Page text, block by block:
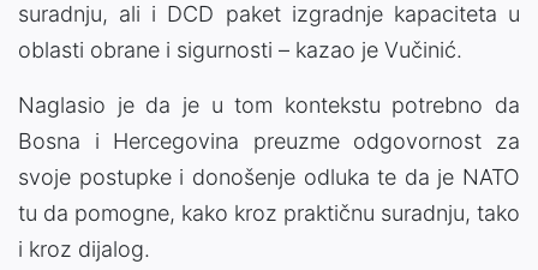
suradnju, ali i DCD paket izgradnje kapaciteta u
oblasti obrane i sigurnosti – kazao je Vučinić.
Naglasio je da je u tom kontekstu potrebno da
Bosna i Hercegovina preuzme odgovornost za
svoje postupke i donošenje odluka te da je NATO
tu da pomogne, kako kroz praktičnu suradnju, tako
i kroz dijalog.